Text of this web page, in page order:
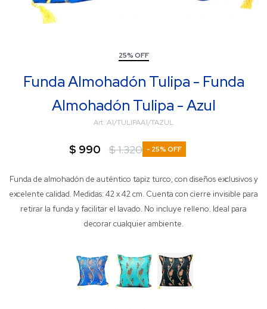
25% OFF
Funda Almohadón Tulipa - Funda
Almohadón Tulipa - Azul
A1/TULIPAA1/TAZUL
$ 990 $1.320 25
Funda de almohadón de auténtico tapiz turco, con diseños exclusivos y
excelente calidad. Medidas: 42 x 42 cm. Cuenta con cierre invisible para
retirar la funda y facilitar el lavado. No incluye relleno. Ideal para
decorar cualquier ambiente.